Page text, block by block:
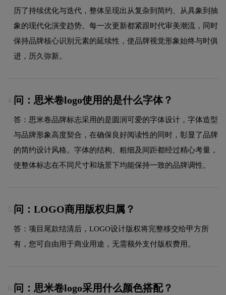
历了持续优化与迭代，整体呈现出从复杂到简约、从具象到抽
象的现代化演变趋势。每一次更新都紧跟时代审美潮流，同时
保持品牌核心识别元素的延续性，使品牌视觉形象始终与时俱
进，历久弥新。
4. 问：思米卷logo使用的是什么字体？
答：思米卷品牌标志采用的是圆润可爱的字体设计，字体造型
与品牌形象高度契合，在确保良好阅读性的同时，彰显了品牌
的简约设计风格。字体的结构、粗细及间距都经过精心考量，
使整体标志在不同尺寸和场景下均能保持一致的品牌调性。
5. 问：LOGO商用版权归属？
答：项目尾款结清后，LOGO设计版权将完整移交给甲方所
有，您可自由用于商业用途，无需额外支付版权费用。
6. 问：思米卷logo采用什么颜色搭配？